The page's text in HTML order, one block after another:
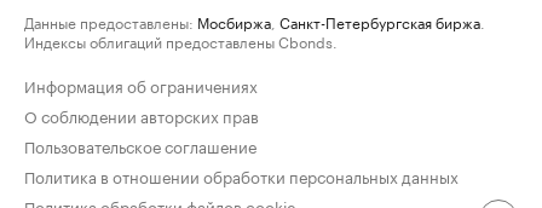
Данные предоставлены: Мосбиржа Санкт-Петербургская биржа
Индексы облигаций предоставлены Cbonds.
Информация об ограничениях
О соблюдении авторских прав
Пользовательское соглашение
Политика в отношении обработки персональных данных